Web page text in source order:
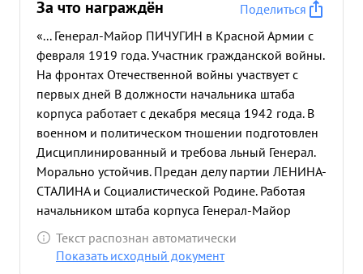
За что награждён
Поделиться
«... Генерал-Майор ПИЧУГИН в Красной Армии с
февраля 1919 года. Участник гражданской войны.
На фронтах Отечественной войны участвует с
первых дней В должности начальника штаба
корпуса работает с декабря месяца 1942 года. В
военном и политическом тношении подготовлен
Дисциплинированный и требова льный Генерал.
Морально устойчив. Предан делу партии ЛЕНИНА-
СТАЛИНА и Социалистической Родине. Работая
начальником штаба корпуса Генерал-Майор
ПИЧУГИН. в проведенных боевых операциях
корпусом на Северном Кавказе Юге Украины и Бе
Текст распознан автоматически
Показать исходный документ